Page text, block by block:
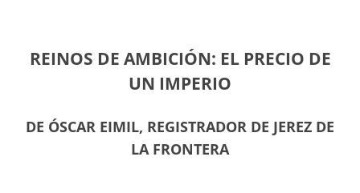
REINOS DE AMBICIÓN: EL PRECIO DE
UN IMPERIO
DE ÓSCAR EIMIL, REGISTRADOR DE JEREZ DE
LA FRONTERA